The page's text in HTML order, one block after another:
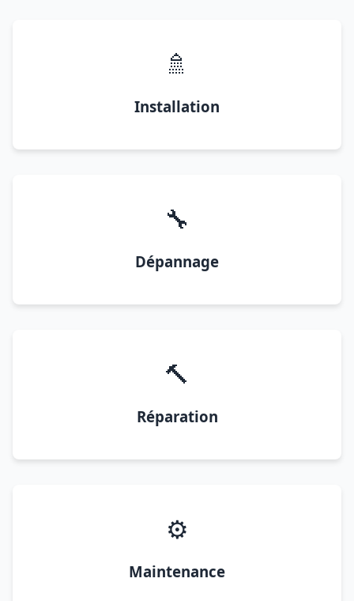
🚿
Installation
🔧
Dépannage
🔨
Réparation
⚙️
Maintenance